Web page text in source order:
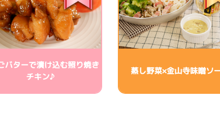
バターで漬け込む照り焼き
チキン♪
蒸し野菜×金山寺味噌ソ